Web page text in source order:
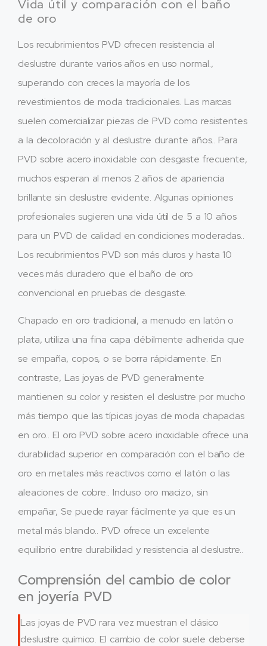
Vida útil y comparación con el baño
de oro
Los recubrimientos PVD ofrecen resistencia al
deslustre durante varios años en uso normal.,
superando con creces la mayoría de los
revestimientos de moda tradicionales. Las marcas
suelen comercializar piezas de PVD como resistentes
a la decoloración y al deslustre durante años.. Para
PVD sobre acero inoxidable con desgaste frecuente,
muchos esperan al menos 2 años de apariencia
brillante sin deslustre evidente. Algunas opiniones
profesionales sugieren una vida útil de 5 a 10 años
para un PVD de calidad en condiciones moderadas..
Los recubrimientos PVD son más duros y hasta 10
veces más duradero que el baño de oro
convencional en pruebas de desgaste.
Chapado en oro tradicional, a menudo en latón o
plata, utiliza una fina capa débilmente adherida que
se empaña, copos, o se borra rápidamente. En
contraste, Las joyas de PVD generalmente
mantienen su color y resisten el deslustre por mucho
más tiempo que las típicas joyas de moda chapadas
en oro.. El oro PVD sobre acero inoxidable ofrece una
durabilidad superior en comparación con el baño de
oro en metales más reactivos como el latón o las
aleaciones de cobre.. Incluso oro macizo, sin
empañar, Se puede rayar fácilmente ya que es un
metal más blando.. PVD ofrece un excelente
equilibrio entre durabilidad y resistencia al deslustre..
Comprensión del cambio de color
en joyería PVD
Las joyas de PVD rara vez muestran el clásico
deslustre químico. El cambio de color suele deberse